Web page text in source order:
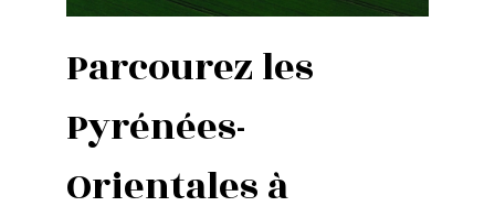
Parcourez les
Pyrénées-
Orientales à